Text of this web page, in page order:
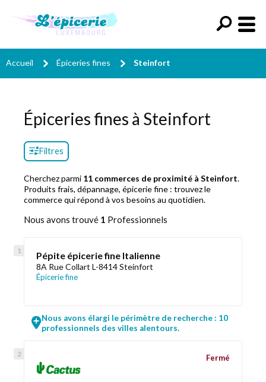
Accueil Épiceries fines Steinfort
Épiceries fines à Steinfort
Filtres
Cherchez parmi 11 commerces de proximité à Steinfort.
Produits frais, dépannage, épicerie fine : trouvez le
commerce qui répond à vos besoins au quotidien.
Nous avons trouvé 1 Professionnels
Pépite épicerie fine Italienne
8A Rue Collart L-8414 Steinfort
Épicerie fine
Nous avons élargi le périmètre de recherche : 10
professionnels des villes alentours.
Fermé